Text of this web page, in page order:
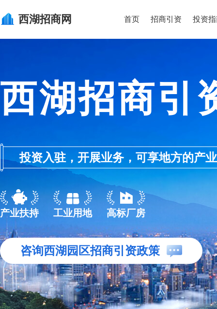
西湖招商网 首页 招商引资 投资
西湖招商引
投资入驻，开展业务，可享地方的产
产业扶持 工业用地 高标厂房
咨询西湖园区招商引资政策